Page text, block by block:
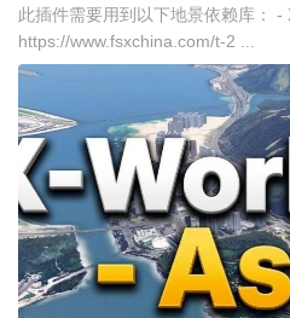
此插件需要用到以下地景依赖库： -
https://www.fsxchina.com/t-2 ...